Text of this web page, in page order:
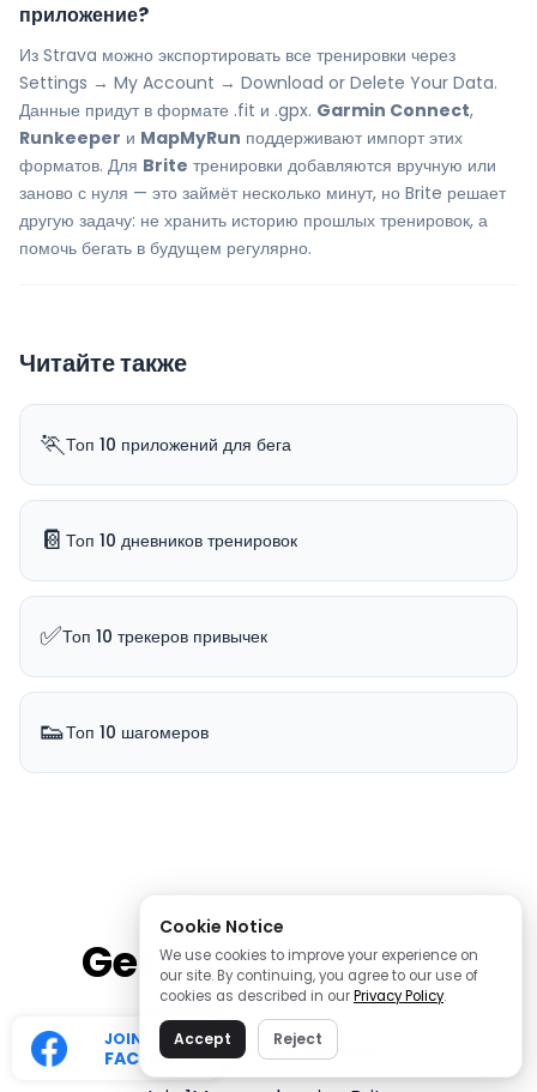
JOIN OUR
FACEBOOK
приложение?
Из Strava можно экспортировать все тренировки через
Settings → My Account → Download or Delete Your Data.
Данные придут в формате .fit и .gpx. Garmin Connect,
Runkeeper и MapMyRun поддерживают импорт этих
форматов. Для Brite тренировки добавляются вручную или
заново с нуля — это займёт несколько минут, но Brite решает
другую задачу: не хранить историю прошлых тренировок, а
помочь бегать в будущем регулярно.
Читайте также
🏃Топ 10 приложений для бега
📔 Топ 10 дневников тренировок
✅Топ 10 трекеров привычек
👟Топ 10 шагомеров
Get started today
⭐⭐⭐⭐⭐ 25000+ Reviews
Cookie Notice
We use cookies to improve your experience on
our site. By continuing, you agree to our use of
cookies as described in ourPrivacy Policy.
Accept Reject